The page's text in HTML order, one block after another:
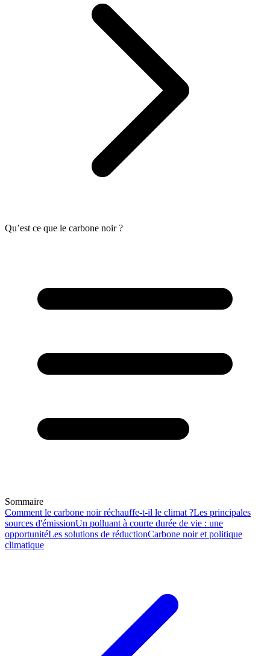
Qu’est ce que le carbone noir ?
Sommaire
Comment le carbone noir réchauffe-t-il le climat ?Les principales
sources d'émissionUn polluant à courte durée de vie : une
opportunitéLes solutions de réductionCarbone noir et politique
climatique